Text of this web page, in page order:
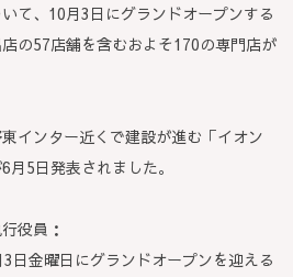
て、10月3日にグランドオープンする
の57店舗を含むおよそ170の専門店が
インター近くで建設が進む「イオン
5日発表されました。
役員：
3日金曜日にグランドオープンを迎える